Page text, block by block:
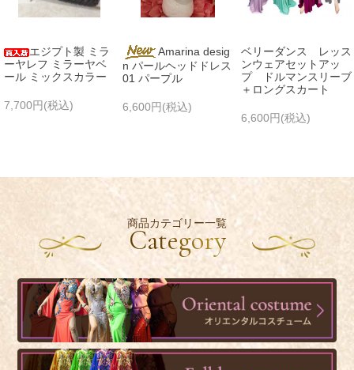
エジプト製 ミラ
ーヤレフ ミラーヤベ
ール ミックスカラー
7,700円(税込)
Amarina desig
n パールヘッドドレス
01 パープル
6,600円(税込)
ベリーダンス レッス
ンウェアセットアッ
プ ドルマンスリーブ
＋ロングスカート
6,600円(税込)
商品カテゴリー一覧
Category